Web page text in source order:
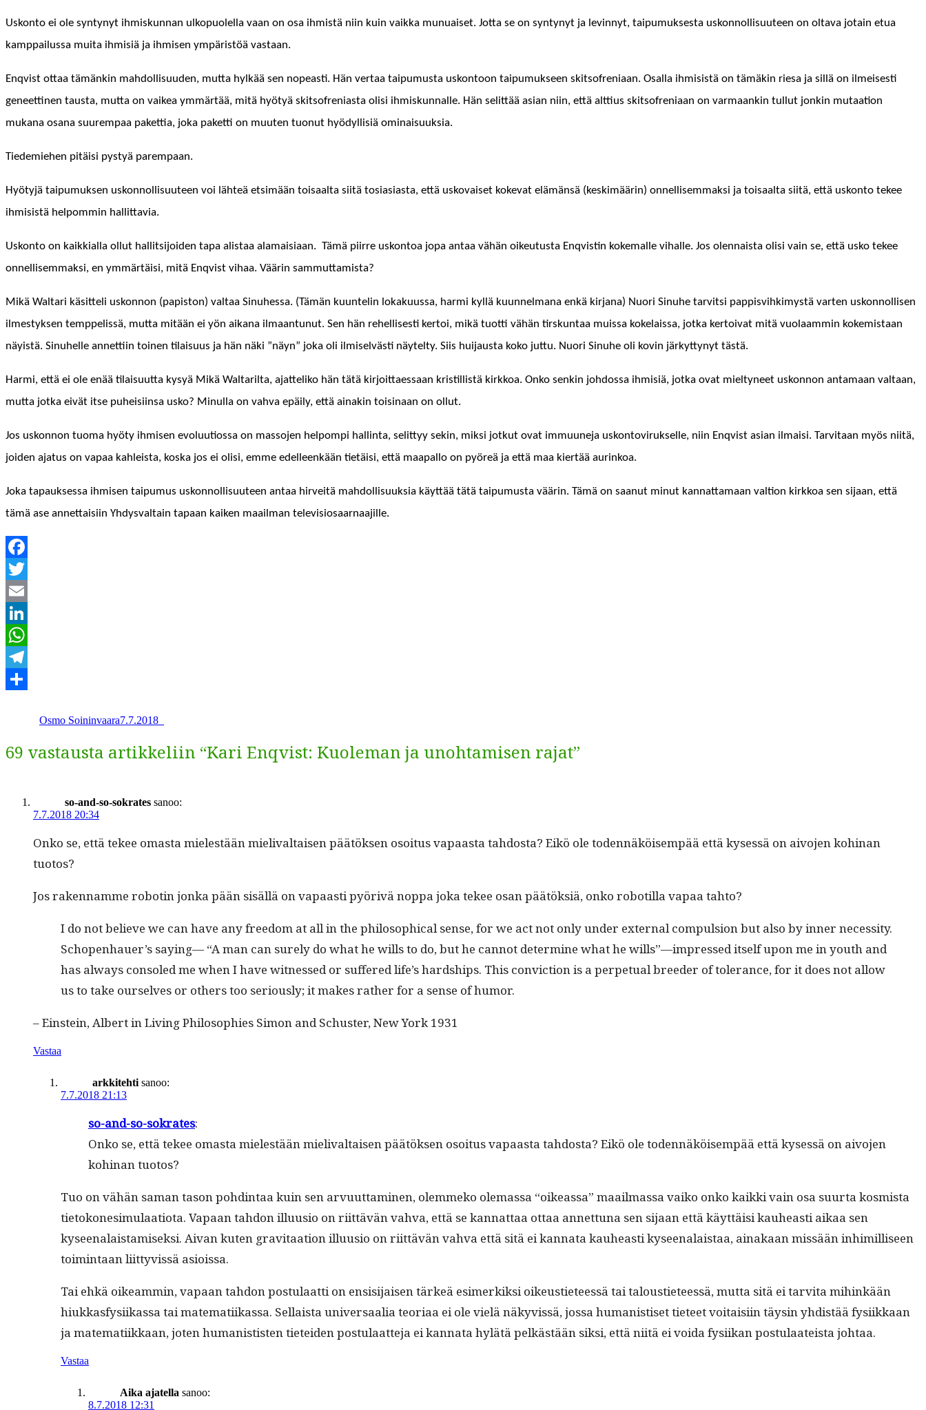
Uskon­to ei ole syn­tynyt ihmiskun­nan ulkop­uolel­la vaan on osa ihmistä niin kuin vaik­ka munuaiset. Jot­ta se on syn­tynyt ja levin­nyt, taipumuk­ses­ta uskon­nol­lisu­u­teen on olta­va jotain etua
kamp­pailus­sa mui­ta ihmisiä ja ihmisen ympäristöä vastaan.
Enqvist ottaa tämänkin mah­dol­lisu­u­den, mut­ta hylkää sen nopeasti. Hän ver­taa taipumus­ta uskon­toon taipumuk­seen skit­sofre­ni­aan. Osal­la ihmi­sistä on tämäkin riesa ja sil­lä on ilmeis­es­ti
geneet­ti­nen taus­ta, mut­ta on vaikea ymmärtää, mitä hyö­tyä skit­sofre­ni­as­ta olisi ihmiskun­nalle. Hän selit­tää asian niin, että alt­tius skit­sofre­ni­aan on var­maankin tul­lut jonkin mutaa­tion
mukana osana suurem­paa paket­tia, joka paket­ti on muuten tuonut hyödyl­lisiä ominaisuuksia.
Tiedemiehen pitäisi pystyä parempaan.
Hyö­tyjä taipumuk­sen uskon­nol­lisu­u­teen voi lähteä etsimään toisaal­ta siitä tosi­asi­as­ta, että usko­vaiset koke­vat elämän­sä (keskimäärin) onnel­lisem­mak­si ja toisaal­ta siitä, että uskon­to tekee
ihmi­sistä helpom­min hallittavia.
Uskon­to on kaikkial­la ollut hal­lit­si­joiden tapa alis­taa ala­maisi­aan. Tämä piirre uskon­toa jopa antaa vähän oikeu­tus­ta Enqvistin koke­malle vihalle. Jos olen­naista olisi vain se, että usko tekee
onnel­lisem­mak­si, en ymmärtäisi, mitä Enqvist vihaa. Väärin sammuttamista?
Mikä Wal­tari käsit­teli uskon­non (papis­ton) val­taa Sin­uhes­sa. (Tämän kuun­telin lokaku­us­sa, har­mi kyl­lä kuun­nel­mana enkä kir­jana) Nuori Sin­uhe tarvit­si pap­pisvihkimys­tä varten uskon­nol­lisen
ilmestyk­sen temp­pelis­sä, mut­ta mitään ei yön aikana ilmaan­tunut. Sen hän rehellis­es­ti ker­toi, mikä tuot­ti vähän tirskun­taa muis­sa koke­lais­sa, jot­ka ker­toi­vat mitä vuo­laam­min kokemis­taan
näy­istä. Sin­uhelle annet­ti­in toinen tilaisu­us ja hän näki ”näyn” joka oli ilmi­selvästi näytel­ty. Siis hui­jaus­ta koko jut­tu. Nuori Sin­uhe oli kovin järkyt­tynyt tästä.
Har­mi, että ei ole enää tilaisu­ut­ta kysyä Mikä Wal­tar­il­ta, ajat­te­liko hän tätä kir­joit­taes­saan kris­til­listä kirkkoa. Onko senkin joh­dos­sa ihmisiä, jot­ka ovat miel­tyneet uskon­non anta­maan val­taan,
mut­ta jot­ka eivät itse puheisi­in­sa usko? Min­ul­la on vah­va epäi­ly, että ainakin toisi­naan on ollut.
Jos uskon­non tuo­ma hyö­ty ihmisen evoluu­tios­sa on mas­so­jen helpom­pi hallinta, selit­tyy sekin, mik­si jotkut ovat immuune­ja uskon­toviruk­selle, niin Enqvist asian ilmaisi. Tarvi­taan myös niitä,
joiden aja­tus on vapaa kahleista, kos­ka jos ei olisi, emme edelleenkään tietäisi, että maa­pal­lo on pyöreä ja että maa kiertää aurinkoa.
Joka tapauk­ses­sa ihmisen taipumus uskon­nol­lisu­u­teen antaa hirveitä mah­dol­lisuuk­sia käyt­tää tätä taipumus­ta väärin. Tämä on saanut min­ut kan­nat­ta­maan val­tion kirkkoa sen sijaan, että
tämä ase annet­taisi­in Yhdys­val­tain tapaan kaiken maail­man televisiosaarnaajille.
Facebook
Twitter
Email
LinkedIn
WhatsApp
Telegram
Osmo Soininvaara7.7.2018
69 vastausta artikkeliin “Kari Enqvist: Kuoleman ja unohtamisen rajat”
so-and-so-sokrates sanoo:
7.7.2018 20:34
Onko se, että tekee omas­ta mielestään mieli­v­al­taisen päätök­sen osoi­tus vapaas­ta tah­dos­ta? Eikö ole toden­näköisem­pää että kysessä on aivo­jen kohi­nan
tuotos?
Jos raken­namme robotin jon­ka pään sisäl­lä on vapaasti pyörivä nop­pa joka tekee osan päätök­siä, onko robot­il­la vapaa tahto?
I do not believe we can have any free­dom at all in the philo­soph­i­cal sense, for we act not only under exter­nal com­pul­sion but also by inner neces­si­ty.
Schopenhauer’s say­ing— “A man can sure­ly do what he wills to do, but he can­not deter­mine what he wills”—impressed itself upon me in youth and
has always con­soled me when I have wit­nessed or suf­fered life’s hard­ships. This con­vic­tion is a per­pet­u­al breed­er of tol­er­ance, for it does not allow
us to take our­selves or oth­ers too seri­ous­ly; it makes rather for a sense of humor.
­­­– Ein­stein, Albert in Liv­ing Philoso­phies Simon and Schus­ter, New York 1931
Vastaa
arkkitehti sanoo:
7.7.2018 21:13
so-and-so-sokrates:
Onko se, että tekee omas­ta mielestään mieli­v­al­taisen päätök­sen osoi­tus vapaas­ta tah­dos­ta? Eikö ole toden­näköisem­pää että kysessä on aivo­jen
kohi­nan tuotos?
Tuo on vähän saman tason pohd­in­taa kuin sen arvu­ut­ta­mi­nen, olem­meko ole­mas­sa “oike­as­sa” maail­mas­sa vaiko onko kaik­ki vain osa suur­ta kos­mista
tietokones­im­u­laa­tio­ta. Vapaan tah­don illu­u­sio on riit­tävän vah­va, että se kan­nat­taa ottaa annet­tuna sen sijaan että käyt­täisi kauheasti aikaa sen
kyseenalais­tamisek­si. Aivan kuten grav­i­taa­tion illu­u­sio on riit­tävän vah­va että sitä ei kan­na­ta kauheasti kyseenalais­taa, ainakaan mis­sään inhimil­liseen
toim­intaan liit­tyvis­sä asioissa.
Tai ehkä oikeam­min, vapaan tah­don pos­tu­laat­ti on ensisi­jaisen tärkeä esimerkik­si oikeusti­eteessä tai talousti­eteessä, mut­ta sitä ei tarvi­ta mihinkään
hiukkas­fysi­ikas­sa tai matem­ati­ikas­sa. Sel­l­aista uni­ver­saalia teo­ri­aa ei ole vielä näkyvis­sä, jos­sa human­is­tiset tieteet voitaisi­in täysin yhdis­tää fysi­ikkaan
ja matem­ati­ikkaan, joten human­is­tis­ten tietei­den pos­tu­laat­te­ja ei kan­na­ta hylätä pelkästään sik­si, että niitä ei voi­da fysi­ikan pos­tu­laateista johtaa.
Vastaa
Aika ajatella sanoo:
8.7.2018 12:31